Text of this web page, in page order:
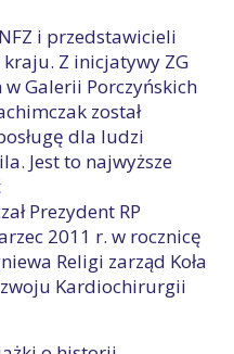
i przedstawicieli
Z inicjatywy ZG
Galerii Porczyńskich
został
dla ludzi
Jest to najwyższe
Prezydent RP
2011 r. w rocznicę
Religi zarząd Koła
Kardiochirurgii